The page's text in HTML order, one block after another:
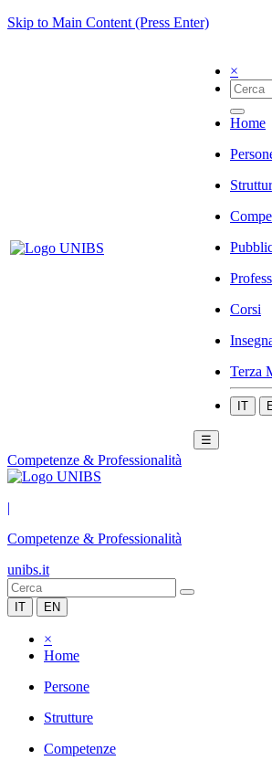
Skip to Main Content (Press Enter)
×
Home
Corsi
Terza
IT
☰
Competenze & Professionalità
|
Competenze & Professionalità
unibs.it
IT EN
×
Home
Persone
Strutture
Competenze